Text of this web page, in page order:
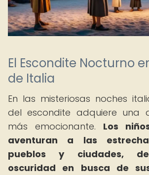
El Escondite Nocturno
de Italia
En las misteriosas noches
del escondite adquiere una
más emocionante. Los
aventuran a las
pueblos y ciudades,
oscuridad en busca de